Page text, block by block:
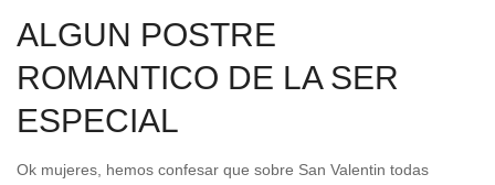
ALGUN POSTRE
ROMANTICO DE LA SER
ESPECIAL
Ok mujeres, hemos confesar que sobre San Valentin todas